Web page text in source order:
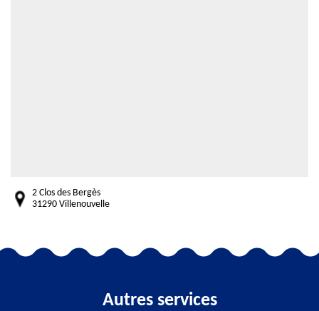
2 Clos des Bergès
31290 Villenouvelle
Autres services